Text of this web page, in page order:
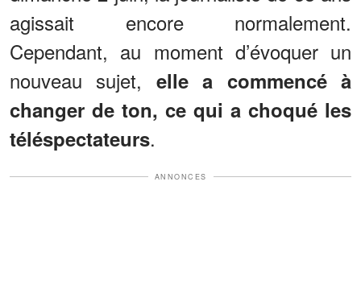
agissait encore normalement.
Cependant, au moment d’évoquer un
nouveau sujet, elle a commencé à
changer de ton, ce qui a choqué les
téléspectateurs.
ANNONCES